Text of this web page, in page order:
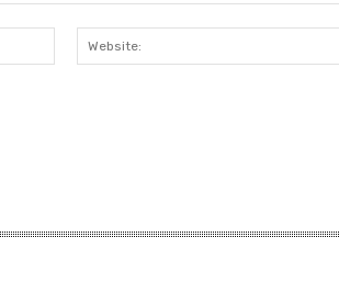
Email:*